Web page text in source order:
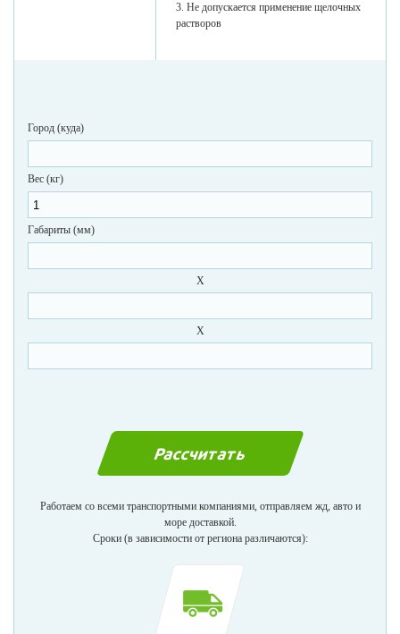
3. Не допускается применение щелочных
растворов
Город (куда)
Вес (кг)
Габариты (мм)
X
X
Работаем со всеми транспортными компаниями, отправляем жд, авто и
море доставкой.
Сроки (в зависимости от региона различаются):